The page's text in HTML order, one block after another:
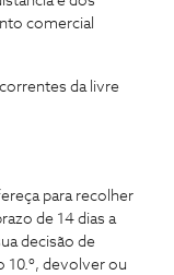
comercial
da livre
para recolher
de 14 dias a
decisão de
10.º, devolver ou